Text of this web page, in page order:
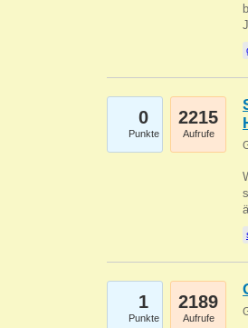
0
Punkte
2215
Aufrufe
1
Punkte
2189
Aufrufe